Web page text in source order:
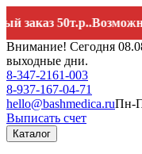
Внимание! Сегодня
выходные дни.
8-347-2161-003
8-937-167-04-71
hello@bashmedica.ruПн-
Выписать счет
Каталог